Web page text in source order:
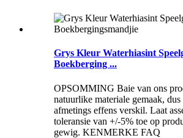
Grys ​​Kleur Waterhiasint
Boekberging ...
OPSOMMING Baie van ons
natuurlike materiale gemaak,
afmetings effens verskil. Laat
toleransie van +/-5% toe op
gewig. KENMERKE FAQ